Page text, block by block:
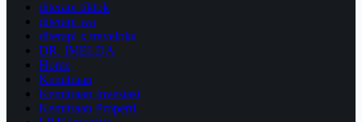
diterapi tiktok
diterapi wa
diterapi x traveloka
DR. IMELDA
Home
Kemitraan
Kemitraan Investasi
Kemitraan Properti